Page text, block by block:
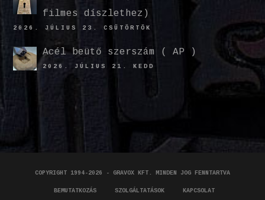
filmes díszlethez)
2026. JÚLIUS 23. CSÜTÖRTÖK
Acél beütő szerszám ( AP )
2026. JÚLIUS 21. KEDD
COPYRIGHT 1994-2026 - GRAVOX KFT. MINDEN JOG FENNTARTVA
BEMUTATKOZÁS SZOLGÁLTATÁSOK KAPCSOLAT